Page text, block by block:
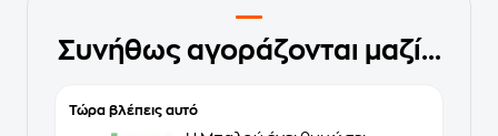
Συνήθως αγοράζονται μαζί...
Τώρα βλέπεις αυτό